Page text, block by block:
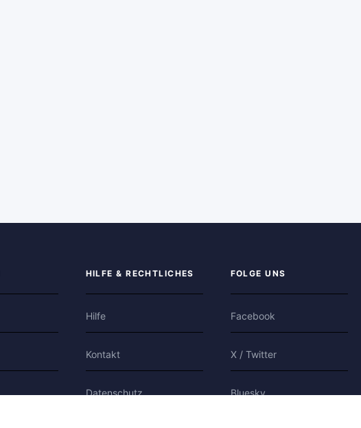
HILFE & RECHTLICHES
Hilfe
Kontakt
Datenschutz
FOLGE UNS
Facebook
X / Twitter
Bluesky